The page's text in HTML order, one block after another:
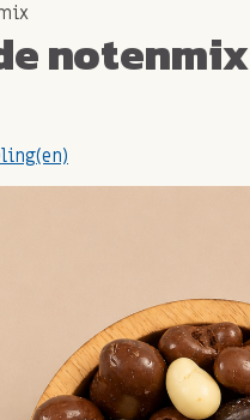
notenmix